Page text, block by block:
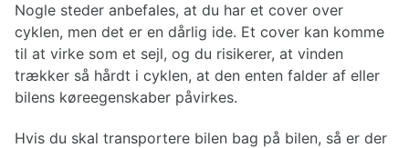
Nogle steder anbefales, at du har et cover over
cyklen, men det er en dårlig ide. Et cover kan komme
til at virke som et sejl, og du risikerer, at vinden
trækker så hårdt i cyklen, at den enten falder af eller
bilens køreegenskaber påvirkes.
Hvis du skal transportere bilen bag på bilen, så er der